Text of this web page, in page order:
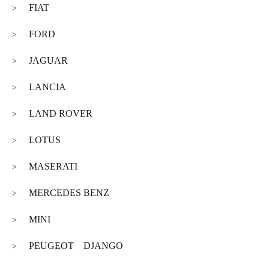
> FIAT
> FORD
> JAGUAR
> LANCIA
> LAND ROVER
> LOTUS
> MASERATI
> MERCEDES BENZ
> MINI
> PEUGEOT DJANGO